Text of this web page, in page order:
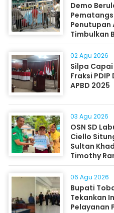
Demo
Penutupan
Timbulkan
02 Agu 2026
Silpa Capai
Fraksi PDIP
APBD 2025
03 Agu 2026
OSN SD
Ciello
Sultan
Timothy
06 Agu 2026
Bupati
Tekankan
Pelayanan